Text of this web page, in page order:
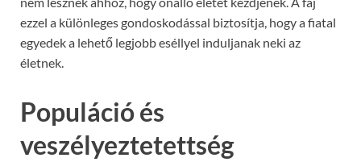
ezzel a különleges gondoskodással biztosítja, hogy a fiatal
egyedek a lehető legjobb eséllyel induljanak neki az
életnek.
Populáció és
veszélyeztetettség